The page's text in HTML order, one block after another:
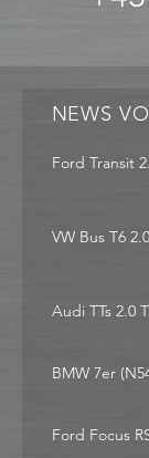
NEWS
Ford Transit
VW Bus T6
Audi TTs 2.0
BMW 7er
Ford Focus